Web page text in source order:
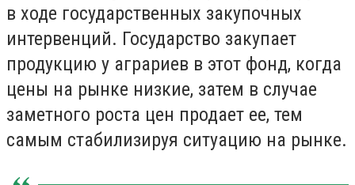
в ходе государственных закупочных
интервенций. Государство закупает
продукцию у аграриев в этот фонд, когда
цены на рынке низкие, затем в случае
заметного роста цен продает ее, тем
самым стабилизируя ситуацию на рынке.